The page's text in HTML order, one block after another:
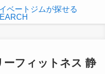
フィットネス 静